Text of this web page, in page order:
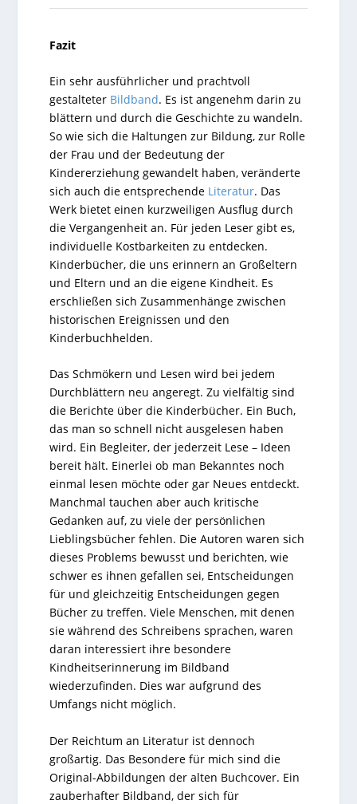
Fazit
Ein sehr ausführlicher und prachtvoll
gestalteter Bildband. Es ist angenehm darin zu
blättern und durch die Geschichte zu wandeln.
So wie sich die Haltungen zur Bildung, zur Rolle
der Frau und der Bedeutung der
Kindererziehung gewandelt haben, veränderte
sich auch die entsprechende Literatur. Das
Werk bietet einen kurzweiligen Ausflug durch
die Vergangenheit an. Für jeden Leser gibt es,
individuelle Kostbarkeiten zu entdecken.
Kinderbücher, die uns erinnern an Großeltern
und Eltern und an die eigene Kindheit. Es
erschließen sich Zusammenhänge zwischen
historischen Ereignissen und den
Kinderbuchhelden.
Das Schmökern und Lesen wird bei jedem
Durchblättern neu angeregt. Zu vielfältig sind
die Berichte über die Kinderbücher. Ein Buch,
das man so schnell nicht ausgelesen haben
wird. Ein Begleiter, der jederzeit Lese – Ideen
bereit hält. Einerlei ob man Bekanntes noch
einmal lesen möchte oder gar Neues entdeckt.
Manchmal tauchen aber auch kritische
Gedanken auf, zu viele der persönlichen
Lieblingsbücher fehlen. Die Autoren waren sich
dieses Problems bewusst und berichten, wie
schwer es ihnen gefallen sei, Entscheidungen
für und gleichzeitig Entscheidungen gegen
Bücher zu treffen. Viele Menschen, mit denen
sie während des Schreibens sprachen, waren
daran interessiert ihre besondere
Kindheitserinnerung im Bildband
wiederzufinden. Dies war aufgrund des
Umfangs nicht möglich.
Der Reichtum an Literatur ist dennoch
großartig. Das Besondere für mich sind die
Original-Abbildungen der alten Buchcover. Ein
zauberhafter Bildband, der sich für